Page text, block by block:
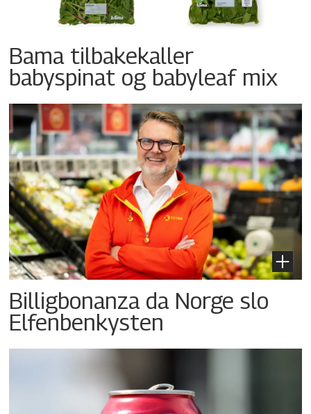
Bama tilbakekaller
babyspinat og babyleaf mix
Billigbonanza da Norge slo
Elfenbenkysten